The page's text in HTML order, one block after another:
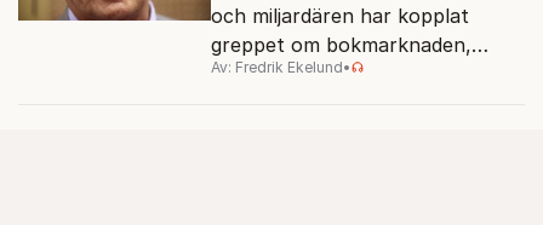
och miljardären har kopplat
greppet om bokmarknaden,
filmbolag, tv- och radiokanaler.
Av: Fredrik Ekelund•